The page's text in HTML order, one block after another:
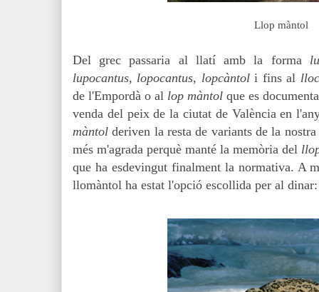
Llop màntol
Del grec passaria al llatí amb la forma
lupocantus, lopocantus, lopcàntoli fins al
de l'Empordà o al lop màntol que es
venda del peix de la ciutat de València en
màntol deriven la resta de variants de la
més m'agrada perquè manté la memòria del
que ha esdevingut finalment la normativa. A
llomàntol ha estat l'opció escollida per al